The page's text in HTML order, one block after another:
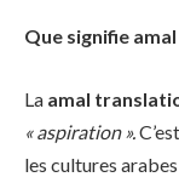
Que signifie
La amal
« aspiration ».
les cultures